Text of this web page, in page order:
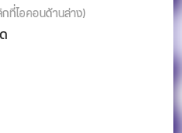
ที่ไอคอนด้านล่าง)